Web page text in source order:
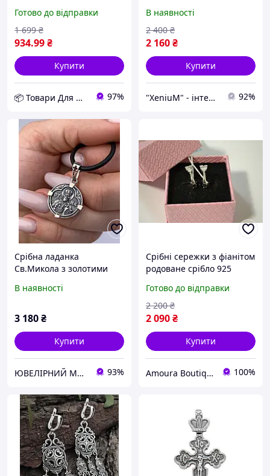
D12-2026
Готово до відправки
934.99₴
1 699 ₴
Купити
📦 Товари Для Дому 97%
В наявності
2 160₴
2 400 ₴
Купити
"XeniuM" - інтернет магазин екзотичних товарів 92%
Срібна ладанка
Св.Микола з золотими
В наявності
3 180₴
Купити
ЮВЕЛІРНИЙ МАГАЗИН "Срібна Олена" 93%
Срібні сережки з фіанітом
родоване срібло 925
Готово до відправки
2 090₴
2 200 ₴
Купити
Amoura Boutique 100%